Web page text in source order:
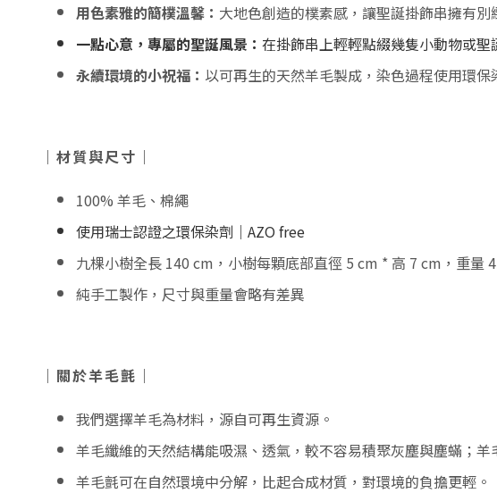
用色素雅的簡樸溫馨 ： 大地色創造的樸素感，讓聖誕掛飾串擁有別
一點心意，專屬的聖誕風景： 在掛飾串上輕輕點綴幾隻小動物或
永續環境的小祝福： 以可再生的天然羊毛製成，染色過程使用環
｜材質與尺寸｜
100% 羊毛、棉繩
使用瑞士認證之環保染劑｜AZO free
九棵小樹全長 140 cm，小樹每顆底部直徑 5 cm * 高 7 cm，重量
純手工製作，尺寸與重量會略有差異
｜關於羊毛氈｜
我們選擇羊毛為材料，源自可再生資源。
羊毛纖維的天然結構能吸濕、透氣，較不容易積聚灰塵與塵蟎；
羊毛氈可在自然環境中分解，比起合成材質，對環境的負擔更輕。